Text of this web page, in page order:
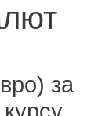
за